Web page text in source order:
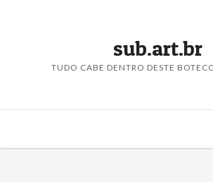
sub.art.br
TUDO CABE DENTRO DESTE